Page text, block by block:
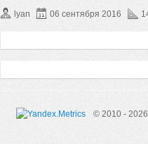
lyan 06 сентября 2016
© 2010 -